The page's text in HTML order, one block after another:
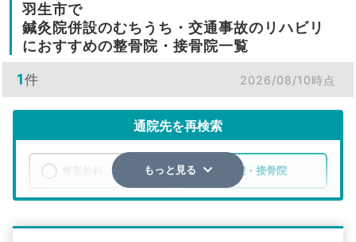
羽生市で
鍼灸院併設のむちうち・交通事故のリハビリ
におすすめの整骨院・接骨院一覧
1件 2026/08/10時点
通院先を再検索
整骨院・接骨院
もっと見る